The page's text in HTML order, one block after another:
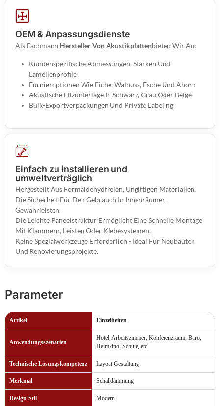
OEM & Anpassungsdienste
Als Fachmann Hersteller Von AkustikplattenBieten Wir An:
Kundenspezifische Abmessungen, Stärken Und
Lamellenprofile
Furnieroptionen Wie Eiche, Walnuss, Esche Und Ahorn
Akustische Filzunterlage In Schwarz, Grau Oder Beige
Bulk-Exportverpackungen Und Private Labeling
Einfach zu installieren und
umweltverträglich
Hergestellt Aus Formaldehydfreien, Ungiftigen Materialien,
Die Sicherheit Für Den Gebrauch In Innenräumen
Gewährleisten.
Die Leichte Paneelstruktur Ermöglicht Eine Schnelle Montage
Mit Klammern, Leisten Oder Klebesystemen.
Keine Spezialwerkzeuge Erforderlich - Ideal Für Neubauten
Und Renovierungsprojekte.
Parameter
Artikel Einzelheiten
Anwendungsszenarien
Hotel, Arbeitszimmer, Konferenzraum, Büro,
Heimkino, Schule, etc.
Technische Lösungskompetenz Layout Gestaltung
Merkmal Schalldämmung
Design-Stil Modern